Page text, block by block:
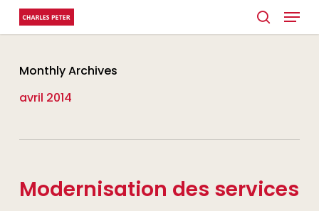
Skip
to
content
search
Menu
Monthly Archives
avril 2014
Modernisation des services